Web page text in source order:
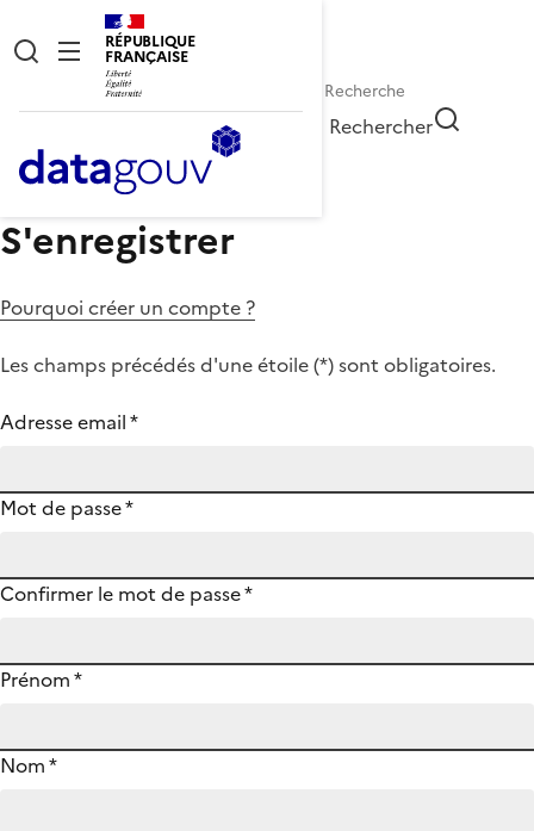
RÉPUBLIQUE
FRANÇAISE
Rechercher
S'enregistrer
Pourquoi créer un compte ?
Les champs précédés d'une étoile (*) sont obligatoires.
Adresse email*
Mot de passe*
Confirmer le mot de passe*
Prénom*
Nom*